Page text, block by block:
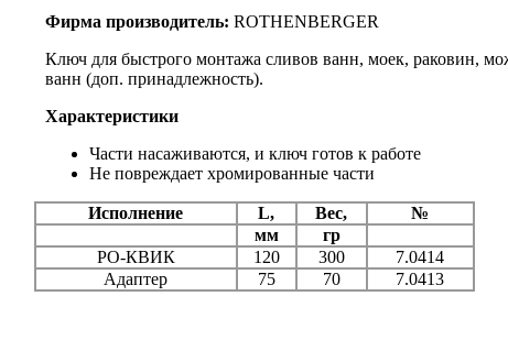
Фирма производитель: ROTHENBERGER
Ключ для быстрого монтажа сливов ванн, моек, раковин,
ванн (доп. принадлежность).
Характеристики
Части насаживаются, и ключ готов к работе
Не повреждает хромированные части
Исполнение L, Вес,
№
мм
гр
РО-КВИК
120 300
7.0414
Адаптер
75 70 7.0413